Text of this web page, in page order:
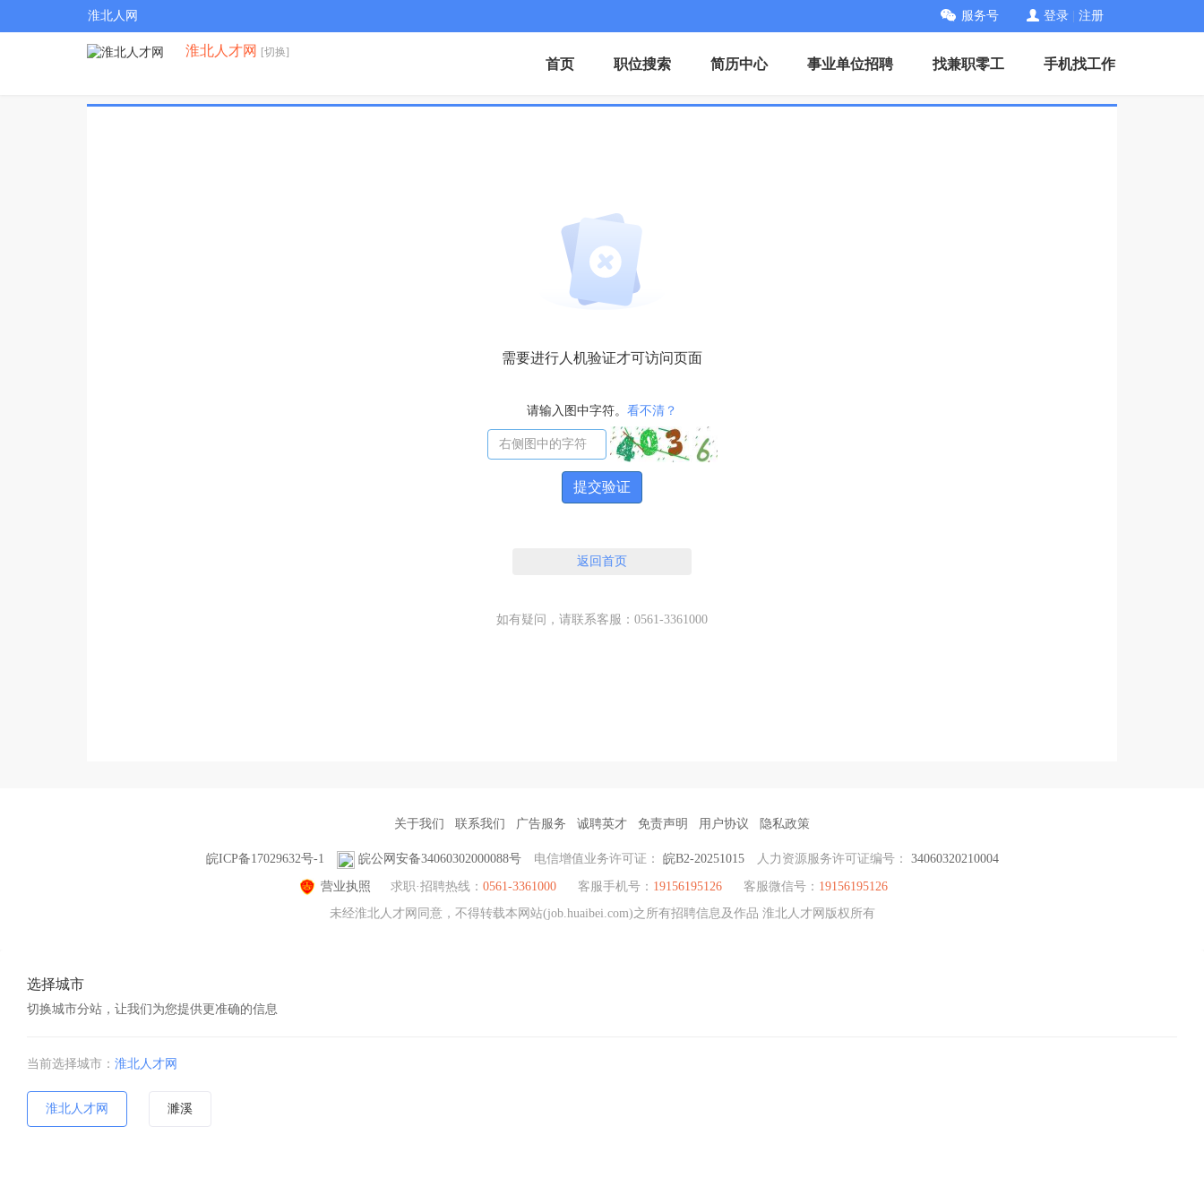
淮北人网 服务号 登录 注册
淮北人才网 [切换]
首页 职位搜索 简历中心 事业单位招聘 找兼职零工 手机找工作
需要进行人机验证才可访问页面
请输入图中字符。 看不清？
提交验证
返回首页
如有疑问，请联系客服：0561-3361000
关于我们 联系我们 广告服务 诚聘英才 免责声明 用户协议 隐私政策
皖ICP备17029632号-1 皖公网安备34060302000088号 电信增值业务许可证： 皖B2-20251015 人力资源服务许可证编号： 34060320210004
营业执照 求职·招聘热线： 0561-3361000 客服手机号： 19156195126 客服微信号： 19156195126
未经淮北人才网同意，不得转载本网站(job.huaibei.com)之所有招聘信息及作品 淮北人才网版权所有
选择城市
切换城市分站，让我们为您提供更准确的信息
当前选择城市： 淮北人才网
淮北人才网 濉溪